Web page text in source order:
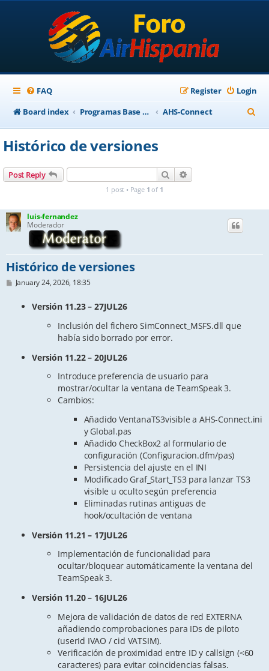
FAQ Login
Register
Board index
Programas Base AirHispania AHS-Connect
e
Histórico de versiones
Post Reply Search
1 post • Page 1 of 1
luis-fernandez
Moderador
Histórico de versiones
PJanuary 24, 2026, 18:35
Versión 11.23 – 27JUL26
Inclusión del fichero SimConnect_MSFS.dll que
había sido borrado por error.
Versión 11.22 – 20JUL26
Introduce preferencia de usuario para
mostrar/ocultar la ventana de TeamSpeak 3.
Cambios:
Añadido VentanaTS3visible a AHS-Connect.ini
y Global.pas
Añadido CheckBox2 al formulario de
configuración (Configuracion.dfm/pas)
Persistencia del ajuste en el INI
Modificado Graf_Start_TS3 para lanzar TS3
visible u oculto según preferencia
Eliminadas rutinas antiguas de
hook/ocultación de ventana
Versión 11.21 – 17JUL26
Implementación de funcionalidad para
ocultar/bloquear automáticamente la ventana del
TeamSpeak 3.
Versión 11.20 – 16JUL26
Mejora de validación de datos de red EXTERNA
añadiendo comprobaciones para IDs de piloto
(userId IVAO / cid VATSIM).
Verificación de proximidad entre ID y callsign (<60
caracteres) para evitar coincidencias falsas.